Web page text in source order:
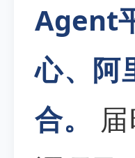
Agent
心、阿
合。